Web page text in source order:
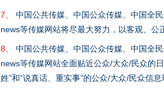
7、
中国公共传媒、中国公众传媒、中国全
news等传媒网站将尽最大努力，以客观、公
8、
中国公共传媒、中国公众传媒、中国全
news等传媒网站全面贴近公众/大众/民众的
姓”和“说真话、重实事”的公众/大众/民众信息